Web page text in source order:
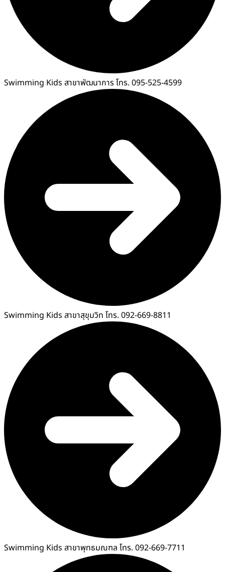
Swimming Kids สาขาพัฒนาการ โทร. 095-525-4599
Swimming Kids สาขาสุขุมวิท โทร. 092-669-8811
Swimming Kids สาขาพุทธมณฑล โทร. 092-669-7711